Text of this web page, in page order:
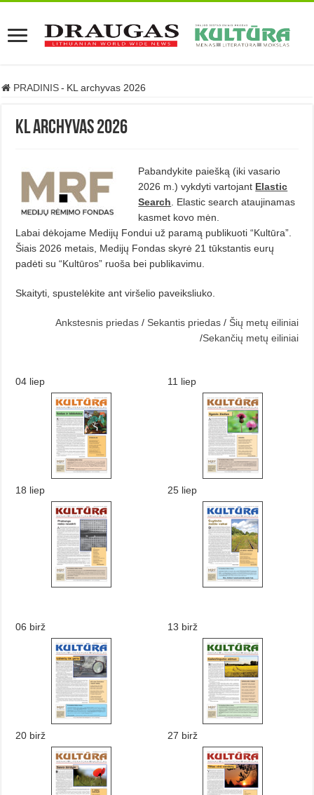
PRADINIS - KL archyvas 2026
KL archyvas 2026
Pabandykite paiešką (iki vasario
2026 m.) vykdyti vartojant Elastic
Search . Elastic search ataujinamas
kasmet kovo mėn.
Labai dėkojame Medijų Fondui už paramą publikuoti “Kultūra”.
Šiais 2026 metais, Medijų Fondas skyrė 21 tūkstantis eurų
padėti su “Kultūros” ruoša bei publikavimu.
Skaityti, spustelėkite ant viršelio paveiksliuko.
Ankstesnis priedas/ Sekantis priedas / Šių metų eiliniai
/Sekančių metų eiliniai
04 liep 11 liep
18 liep 25 liep
06 birž 13 birž
20 birž 27 birž